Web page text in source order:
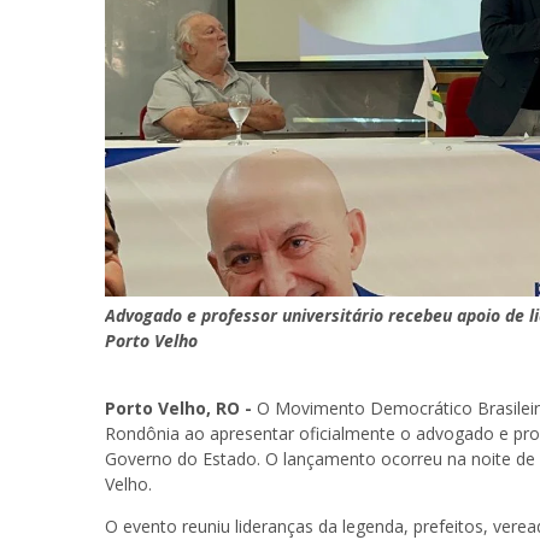
Advogado e professor universitário recebeu apoio
Porto Velho
Porto Velho, RO - O Movimento Democrático
Rondônia ao apresentar oficialmente o advogado e
Governo do Estado. O lançamento ocorreu na noite
Velho.
O evento reuniu lideranças da legenda, prefeitos,